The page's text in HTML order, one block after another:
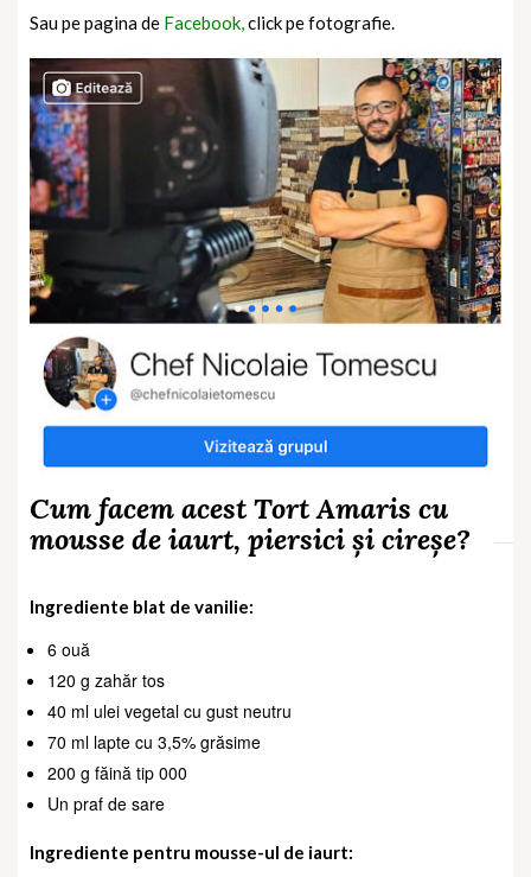
Sau pe pagina de Facebook,click pe fotografie.
Cum facem acest Tort Amaris cu
mousse de iaurt, piersici și cireșe?
Ingrediente blat de vanilie:
6 ouă
120 g zahăr tos
40 ml ulei vegetal cu gust neutru
70 ml lapte cu 3,5% grăsime
200 g făină tip 000
Un praf de sare
Ingrediente pentru mousse-ul de iaurt: